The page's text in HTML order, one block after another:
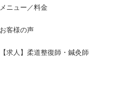
メニュー／料金
お客様の声
【求人】柔道整復師・鍼灸師